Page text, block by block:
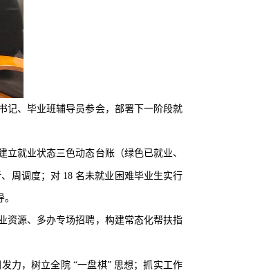
记、毕业班辅导员参会，部署下一阶段就
就业状态三色动态台账（绿色已就业、
周调度；对 18 名未就业 困难毕业生实行
资源、多办专场招聘，构建常态化帮扶指
力，树立全院 “一盘棋” 思想；抓实工作